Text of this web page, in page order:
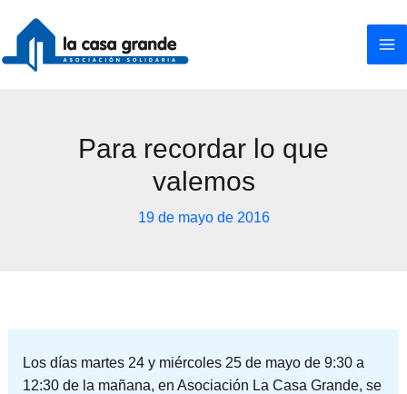
contenido
Para recordar lo que
valemos
19 de mayo de 2016
Los días martes 24 y miércoles 25 de mayo de 9:30 a
12:30 de la mañana, en Asociación La Casa Grande, se